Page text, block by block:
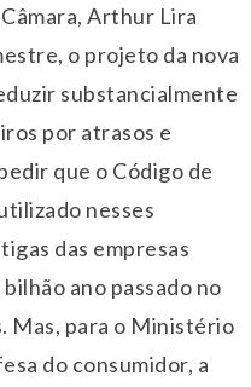
Arthur Lira
o projeto da nova
substancialmente
por atrasos e
que o Código de
nesses
das empresas
ano passado no
Mas, para o Ministério
do consumidor, a